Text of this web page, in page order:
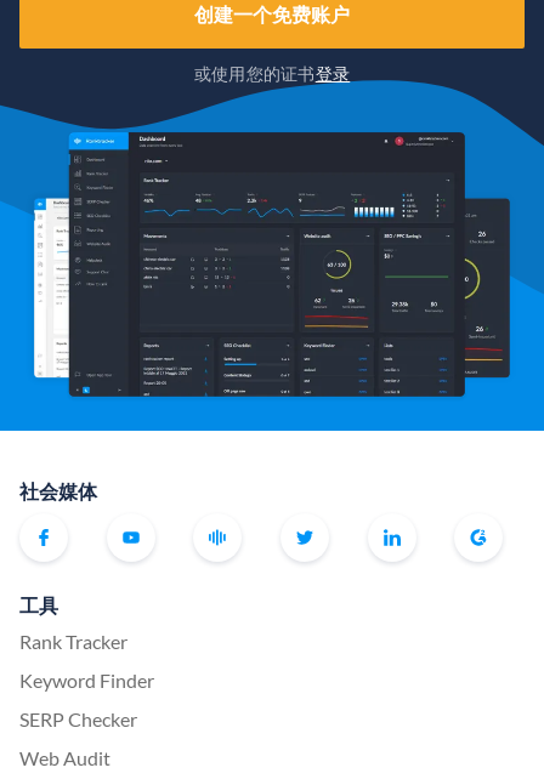
创建一个免费账户
或使用您的证书登录
社会媒体
工具
Rank Tracker
Keyword Finder
SERP Checker
Web Audit